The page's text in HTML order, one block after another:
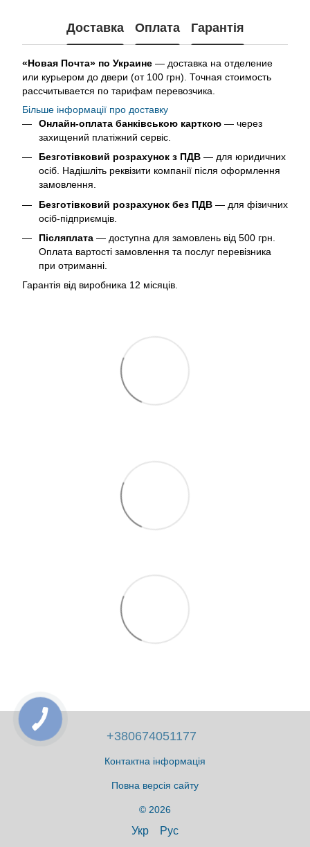
Доставка Оплата Гарантія
«Новая Почта» по Украине — доставка на отделение
или курьером до двери (от 100 грн). Точная стоимость
рассчитывается по тарифам перевозчика.
Більше інформації про доставку
Онлайн-оплата банківською карткою — через
захищений платіжний сервіс.
Безготівковий розрахунок з ПДВ — для юридичних
осіб. Надішліть реквізити компанії після оформлення
замовлення.
Безготівковий розрахунок без ПДВ — для фізичних
осіб-підприємців.
Післяплата — доступна для замовлень від 500 грн.
Оплата вартості замовлення та послуг перевізника
при отриманні.
Гарантія від виробника 12 місяців.
+380674051177
Контактна інформація
Повна версія сайту
© 2026
Укр Рус